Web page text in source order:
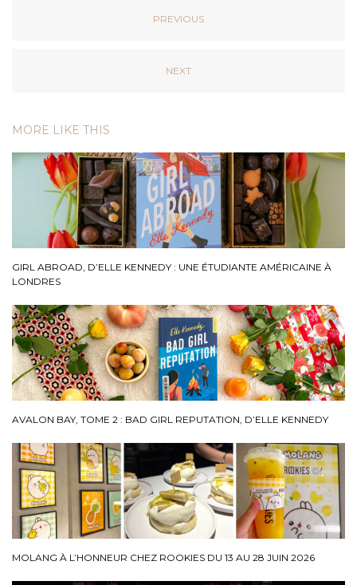
PREVIOUS
NEXT
MORE LIKE THIS
GIRL ABROAD, D’ELLE KENNEDY : UNE ÉTUDIANTE AMÉRICAINE À
LONDRES
AVALON BAY, TOME 2 : BAD GIRL REPUTATION, D’ELLE KENNEDY
MOLANG À L’HONNEUR CHEZ ROOKIES DU 13 AU 28 JUIN 2026